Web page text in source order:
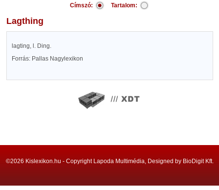
Címszó: Tartalom:
Lagthing
lagting, l. Ding.
Forrás: Pallas Nagylexikon
©2026 Kislexikon.hu - Copyright Lapoda Multimédia, Designed by BioDigit Kft.